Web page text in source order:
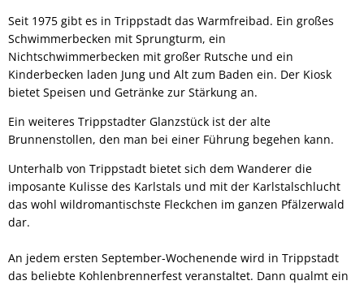
Seit 1975 gibt es in Trippstadt das Warmfreibad. Ein großes
Schwimmerbecken mit Sprungturm, ein
Nichtschwimmerbecken mit großer Rutsche und ein
Kinderbecken laden Jung und Alt zum Baden ein. Der Kiosk
bietet Speisen und Getränke zur Stärkung an.
Ein weiteres Trippstadter Glanzstück ist der alte
Brunnenstollen, den man bei einer Führung begehen kann.
Unterhalb von Trippstadt bietet sich dem Wanderer die
imposante Kulisse des Karlstals und mit der Karlstalschlucht
das wohl wildromantischste Fleckchen im ganzen Pfälzerwald
dar.
An jedem ersten September-Wochenende wird in Trippstadt
das beliebte Kohlenbrennerfest veranstaltet. Dann qualmt ein